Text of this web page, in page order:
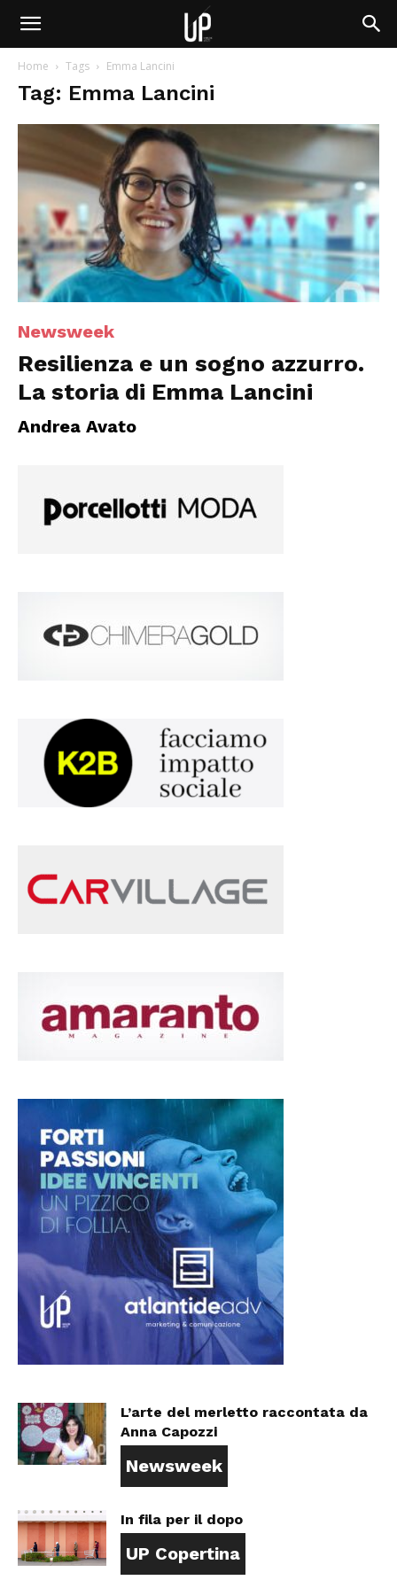
Home Tags Emma Lancini
Tag: Emma Lancini
Newsweek
Resilienza e un sogno azzurro.
La storia di Emma Lancini
Andrea Avato
L’arte del merletto raccontata da
Anna Capozzi
Newsweek
In fila per il dopo
UP Copertina